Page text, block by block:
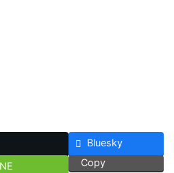
Bluesky
Copy